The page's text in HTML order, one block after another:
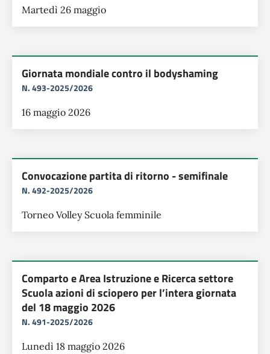
Martedì 26 maggio
Giornata mondiale contro il bodyshaming
N. 493-2025/2026
16 maggio 2026
Convocazione partita di ritorno - semifinale
N. 492-2025/2026
Torneo Volley Scuola femminile
Comparto e Area Istruzione e Ricerca settore
Scuola azioni di sciopero per l’intera giornata
del 18 maggio 2026
N. 491-2025/2026
Lunedì 18 maggio 2026